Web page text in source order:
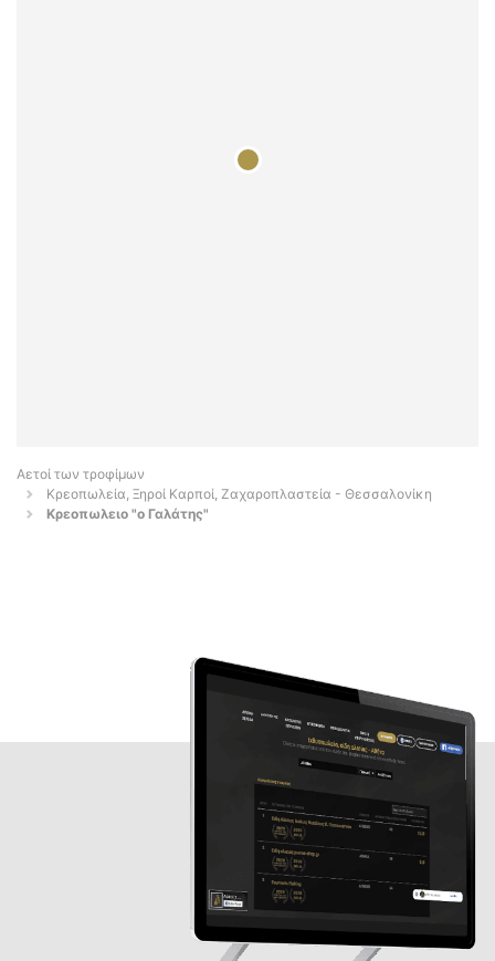
Αετοί των τροφίμων
Κρεοπωλεία, Ξηροί Καρποί, Ζαχαροπλαστεία - Θεσσαλονίκη
Κρεοπωλειο "ο Γαλάτης"